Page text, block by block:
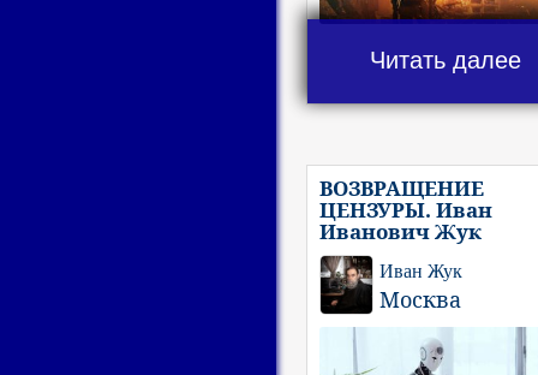
Читать далее
ВОЗВРАЩЕНИЕ
ЦЕНЗУРЫ. Иван
Иванович Жук
Иван Жук
Москва